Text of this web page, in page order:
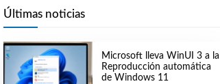
Últimas noticias
Microsoft lleva WinUI 3 a la
Reproducción automática
de Windows 11